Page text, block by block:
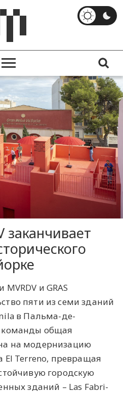
заканчивает
MVRDV и GRAS
пяти из семи зданий
в Пальма-де-
команды общая
на модернизацию
El Terreno, превращая
городскую
зданий – Las Fabri-